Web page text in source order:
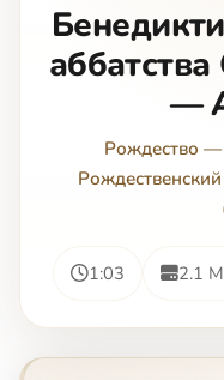
—
Рождество —
1:03 2.1